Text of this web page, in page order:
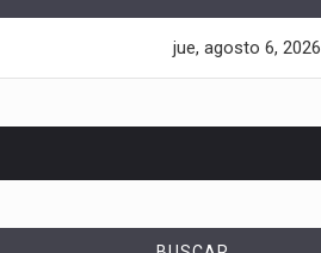
jue, agosto 6, 2026